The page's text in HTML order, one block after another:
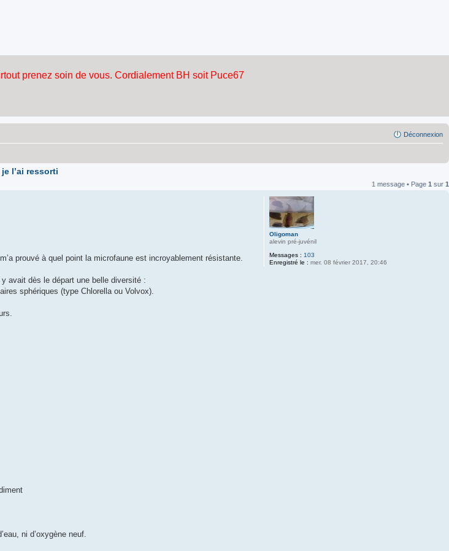
Déconnexion
l’ai ressorti
1 message • Page 1 sur 1
Oligoman
alevin pré-juvénil
Messages : 103
Enregistré le : mer. 08 février 2017, 20:46
prouvé à quel point la microfaune est incroyablement résistante.
y avait dès le départ une belle diversité :
sphériques (type Chlorella ou Volvox).
ni d’oxygène neuf.